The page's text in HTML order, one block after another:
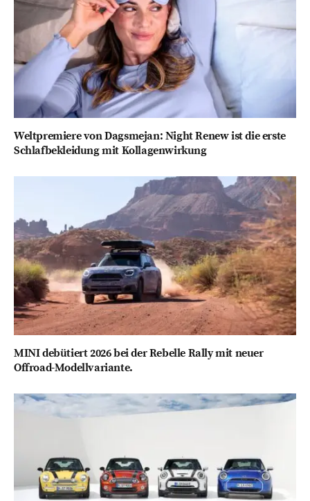
Weltpremiere von Dagsmejan: Night Renew ist die erste
Schlafbekleidung mit Kollagenwirkung
MINI debütiert 2026 bei der Rebelle Rally mit neuer
Offroad-Modellvariante.